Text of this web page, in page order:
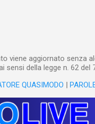
viene aggiornato senza
della legge n. 62 del
QUASIMODO |